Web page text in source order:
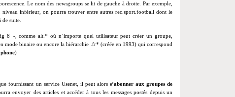
Le nom des newsgroups se lit de gauche à droite. Par exemple,
inférieur, on pourra trouver entre autres rec.sport.football dont le
suite.
8 », comme alt.* où n’importe quel utilisateur peut créer un groupe,
mode binaire ou encore la hiérarchie .fr* (créée en 1993) qui correspond
)
fournissant un service Usenet, il peut alors s’abonner aux groupes de
envoyer des articles et accéder à tous les messages postés depuis un